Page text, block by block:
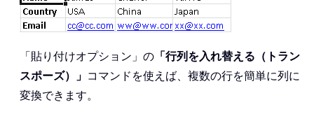
「貼り付けオプション」の 「行列を入れ替える（トラン
スポーズ）」 コマンドを使えば、複数の行を簡単に列に
変換できます。